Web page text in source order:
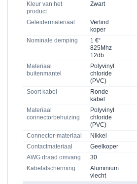
Kleur van het
product
Zwart
Geleidermateriaal
Vertind
koper
Nominale demping
1 €“
825Mhz
12db
Materiaal
buitenmantel
Polyvinyl
chloride
(PVC)
Soort kabel
Ronde
kabel
Materiaal
connectorbehuizing
Polyvinyl
chloride
(PVC)
Connector-materiaal
Nikkel
Contactmateriaal
Geelkoper
AWG draad omvang
30
Kabelafscherming
Aluminium
vlecht